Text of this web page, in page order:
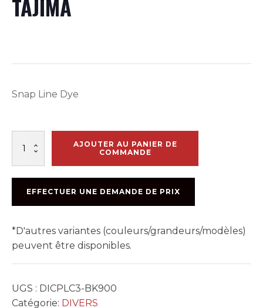
TAJIMA
Snap Line Dye
POUDRE
NOIR
HYDROFUGE
-
TAJIMA
AJOUTER AU PANIER DE
COMMANDE
EFFECTUER UNE DEMANDE DE PRIX
*D'autres variantes (couleurs/grandeurs/modèles)
peuvent être disponibles.
UGS : DICPLC3-BK900
Catégorie: DIVERS